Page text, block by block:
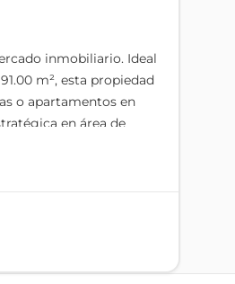
inmobiliario. Ideal
m², esta propiedad
o apartamentos en
en área de
proyección de